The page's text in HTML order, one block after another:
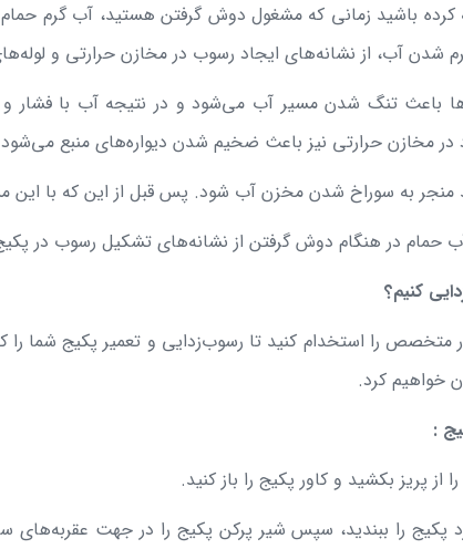
کرده باشید زمانی که مشغول دوش گرفتن هستید، آب گرم
شدن آب، از نشانه‌های ایجاد رسوب در مخازن حرارتی و
باعث تنگ شدن مسیر آب می‌شود و در نتیجه آب با فشار
مخازن حرارتی نیز باعث ضخیم شدن دیواره‌های منبع
منجر به سوراخ شدن مخزن آب شود. پس قبل از این که با این
حمام در هنگام دوش گرفتن از نشانه‌های تشکیل رسوب در
کنیم؟
متخصص را استخدام کنید تا رسوب‌زدایی و تعمیر پکیج شما
خواهیم کرد.
:
پکیج را ببندید، سپس شیر پرکن پکیج را در جهت عقربه‌های